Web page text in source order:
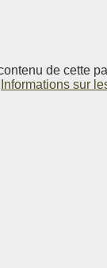
de cette
Informations sur